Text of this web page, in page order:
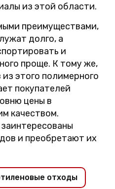
из этой области.
преимуществами,
долго, а
и
проще. К тому же,
этого полимерного
покупателей
цены в
качеством.
и преобретают их
отходы